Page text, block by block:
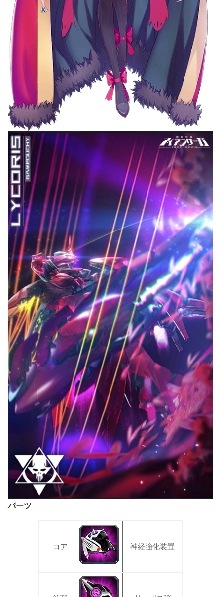
パーツ
コア 神経強化装置